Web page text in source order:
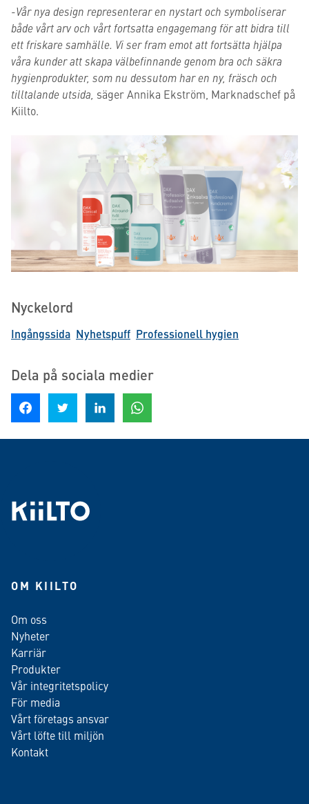
-Vår nya design representerar en nystart och symboliserar
både vårt arv och vårt fortsatta engagemang för att bidra till
ett friskare samhälle. Vi ser fram emot att fortsätta hjälpa
våra kunder att skapa välbefinnande genom bra och säkra
hygienprodukter, som nu dessutom har en ny, fräsch och
tilltalande utsida, säger Annika Ekström, Marknadschef på
Kiilto.
Nyckelord
Ingångssida Nyhetspuff Professionell hygien
Dela på sociala medier
Dela på Facebook Dela på Twitter Dela på LinkedIn
OM KIILTO
Om oss
Nyheter
Karriär
Produkter
Vår integritetspolicy
För media
Vårt företags ansvar
Vårt löfte till miljön
Kontakt